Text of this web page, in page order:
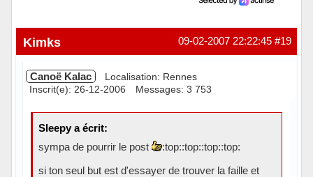
#19
09-02-2007 22:22:45
Kimks
Canoë Kalac
Localisation: Rennes
Inscrit(e): 26-12-2006
Messages: 3 753
Sleepy a écrit:
sympa de pourrir le post
:top::top::top::top:
si ton seul but est d'essayer de trouver la faille et